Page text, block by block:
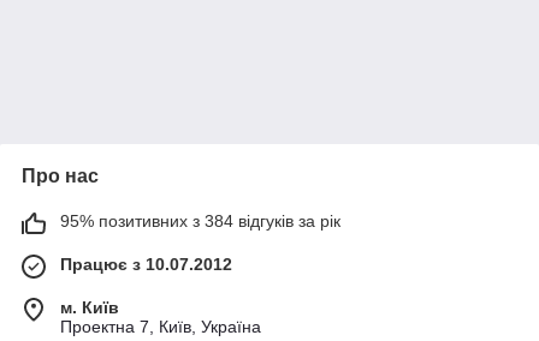
Про нас
95% позитивних з 384 відгуків за рік
Працює з 10.07.2012
м. Київ
Проектна 7, Київ, Україна